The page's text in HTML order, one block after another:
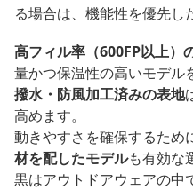
る場合は、機能性を優先し
高フィル率（600FP以上）
量かつ保温性の高いモデル
撥水・防風加工済みの表地
高めます。
動きやすさを確保するため
材を配したモデルも有効な
黒はアウトドアウェアの中